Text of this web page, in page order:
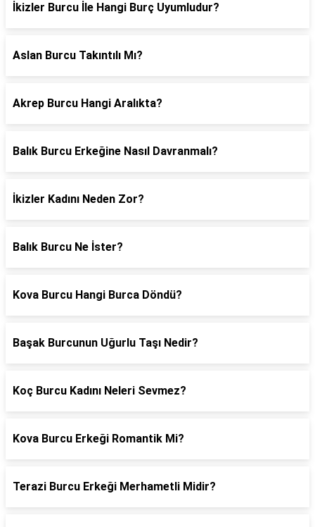
İkizler Burcu İle Hangi Burç Uyumludur?
Aslan Burcu Takıntılı Mı?
Akrep Burcu Hangi Aralıkta?
Balık Burcu Erkeğine Nasıl Davranmalı?
İkizler Kadını Neden Zor?
Balık Burcu Ne İster?
Kova Burcu Hangi Burca Döndü?
Başak Burcunun Uğurlu Taşı Nedir?
Koç Burcu Kadını Neleri Sevmez?
Kova Burcu Erkeği Romantik Mi?
Terazi Burcu Erkeği Merhametli Midir?